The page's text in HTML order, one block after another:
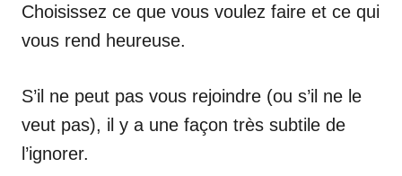
Choisissez ce que vous voulez faire et ce qui
vous rend heureuse.
S’il ne peut pas vous rejoindre (ou s’il ne le
veut pas), il y a une façon très subtile de
l’ignorer.